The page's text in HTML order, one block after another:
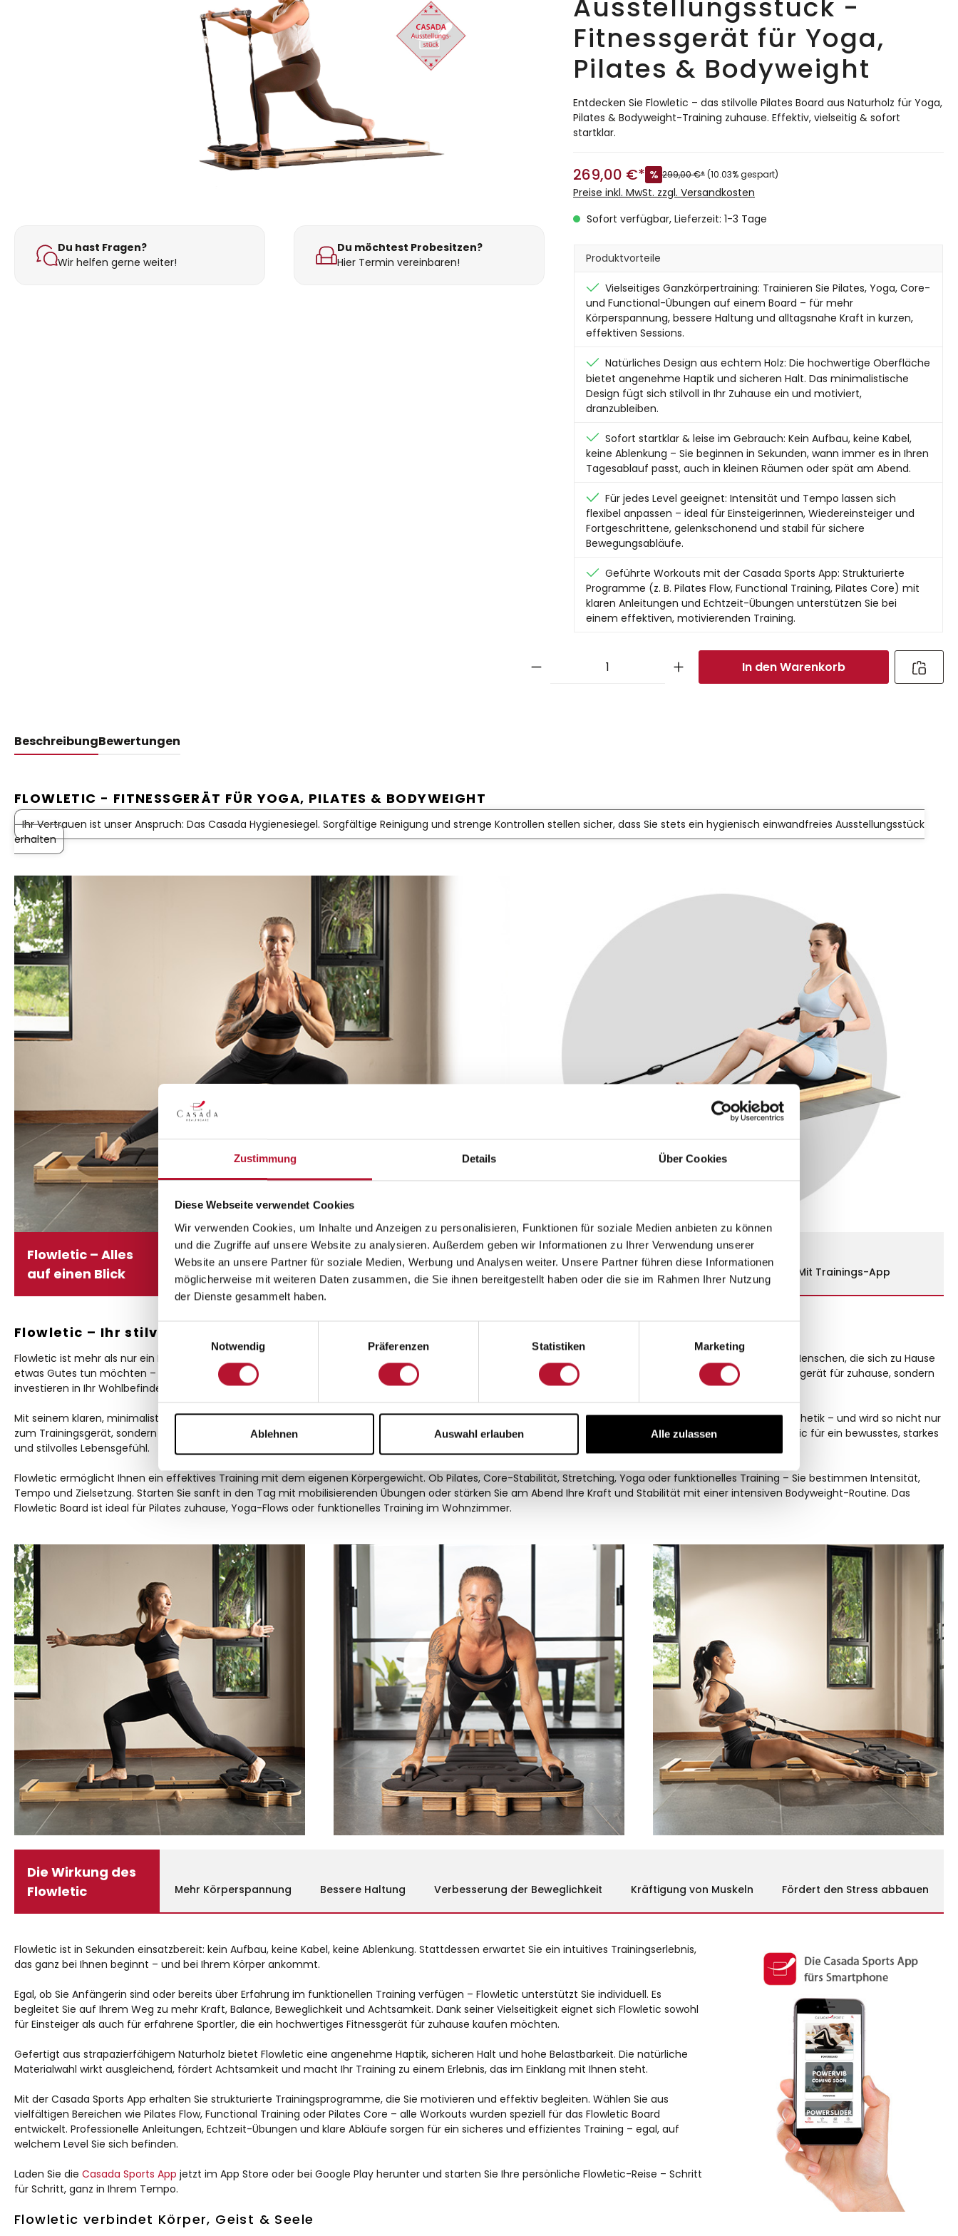
Zustimmung Details Über Cookies
Diese Webseite verwendet Cookies
Wir verwenden Cookies, um Inhalte und Anzeigen zu personalisieren, Funktionen für soziale Medien anbieten zu können
und die Zugriffe auf unsere Website zu analysieren. Außerdem geben wir Informationen zu Ihrer Verwendung unserer
Website an unsere Partner für soziale Medien, Werbung und Analysen weiter. Unsere Partner führen diese Informationen
möglicherweise mit weiteren Daten zusammen, die Sie ihnen bereitgestellt haben oder die sie im Rahmen Ihrer Nutzung
der Dienste gesammelt haben.
Notwendig
Präferenzen Statistiken Marketing
Ablehnen Auswahl erlauben Alle zulassen
Du hast Fragen?
Wir helfen gerne weiter!
Du möchtest Probesitzen?
Hier Termin vereinbaren!
Ausstellungsstück -
Fitnessgerät für Yoga,
Pilates & Bodyweight
Entdecken Sie Flowletic – das stilvolle Pilates Board aus Naturholz für Yoga,
Pilates & Bodyweight-Training zuhause. Effektiv, vielseitig & sofort
startklar.
269,00 €* % 299,00 €*(10.03% gespart)
Preise inkl. MwSt. zzgl. Versandkosten
Sofort verfügbar, Lieferzeit: 1-3 Tage
Produktvorteile
Vielseitiges Ganzkörpertraining: Trainieren Sie Pilates, Yoga, Core-
und Functional-Übungen auf einem Board – für mehr
Körperspannung, bessere Haltung und alltagsnahe Kraft in kurzen,
effektiven Sessions.
Natürliches Design aus echtem Holz: Die hochwertige Oberfläche
bietet angenehme Haptik und sicheren Halt. Das minimalistische
Design fügt sich stilvoll in Ihr Zuhause ein und motiviert,
dranzubleiben.
Sofort startklar & leise im Gebrauch: Kein Aufbau, keine Kabel,
keine Ablenkung – Sie beginnen in Sekunden, wann immer es in Ihren
Tagesablauf passt, auch in kleinen Räumen oder spät am Abend.
Für jedes Level geeignet: Intensität und Tempo lassen sich
flexibel anpassen – ideal für Einsteigerinnen, Wiedereinsteiger und
Fortgeschrittene, gelenkschonend und stabil für sichere
Bewegungsabläufe.
Geführte Workouts mit der Casada Sports App: Strukturierte
Programme (z. B. Pilates Flow, Functional Training, Pilates Core) mit
klaren Anleitungen und Echtzeit-Übungen unterstützen Sie bei
einem effektiven, motivierenden Training.
In den Warenkorb
BeschreibungBewertungen
FLOWLETIC - FITNESSGERÄT FÜR YOGA, PILATES & BODYWEIGHT
Ihr Vertrauen ist unser Anspruch: Das Casada Hygienesiegel. Sorgfältige Reinigung und strenge Kontrollen stellen sicher, dass Sie stets ein hygienisch einwandfreies Ausstellungsstück
erhalten
Flowletic – Alles
auf einen Blick
Pilates, Yoga & Bodyweight Training Naturholz-Design Startklar ohne Technik Für jedes Level Mit Trainings-App
Flowletic – Ihr stilvolles Training für Körper & Geist
Flowletic ist mehr als nur ein Fitnessgerät – es ist Ihr persönlicher Begleiter für ganzheitliche Bewegung, bewusste Auszeiten und neue Energie. Entwickelt für Menschen, die sich zu Hause
etwas Gutes tun möchten – ohne komplizierte Technik, ohne überladene Maschinen, ohne künstliche Ablenkung. Mit Flowletic kaufen Sie nicht nur ein Fitnessgerät für zuhause, sondern
investieren in Ihr Wohlbefinden.
Mit seinem klaren, minimalistischen Design aus echtem Naturholz fügt sich Flowletic harmonisch in Ihr Zuhause ein. Es vereint Funktionalität, Stabilität und Ästhetik – und wird so nicht nur
zum Trainingsgerät, sondern auch zu einem sichtbaren Teil Ihres Lebensstils. Statt wie klassische Fitnessgeräte im Abstellraum zu verschwinden, steht Flowletic für ein bewusstes, starkes
und stilvolles Lebensgefühl.
Flowletic ermöglicht Ihnen ein effektives Training mit dem eigenen Körpergewicht. Ob Pilates, Core-Stabilität, Stretching, Yoga oder funktionelles Training – Sie bestimmen Intensität,
Tempo und Zielsetzung. Starten Sie sanft in den Tag mit mobilisierenden Übungen oder stärken Sie am Abend Ihre Kraft und Stabilität mit einer intensiven Bodyweight-Routine. Das
Flowletic Board ist ideal für Pilates zuhause, Yoga-Flows oder funktionelles Training im Wohnzimmer.
Die Wirkung des
Flowletic
Mehr Körperspannung Bessere Haltung Verbesserung der Beweglichkeit Kräftigung von Muskeln Fördert den Stress abbauen
Flowletic ist in Sekunden einsatzbereit: kein Aufbau, keine Kabel, keine Ablenkung. Stattdessen erwartet Sie ein intuitives Trainingserlebnis,
das ganz bei Ihnen beginnt – und bei Ihrem Körper ankommt.
Egal, ob Sie Anfängerin sind oder bereits über Erfahrung im funktionellen Training verfügen – Flowletic unterstützt Sie individuell. Es
begleitet Sie auf Ihrem Weg zu mehr Kraft, Balance, Beweglichkeit und Achtsamkeit. Dank seiner Vielseitigkeit eignet sich Flowletic sowohl
für Einsteiger als auch für erfahrene Sportler, die ein hochwertiges Fitnessgerät für zuhause kaufen möchten.
Gefertigt aus strapazierfähigem Naturholz bietet Flowletic eine angenehme Haptik, sicheren Halt und hohe Belastbarkeit. Die natürliche
Materialwahl wirkt ausgleichend, fördert Achtsamkeit und macht Ihr Training zu einem Erlebnis, das im Einklang mit Ihnen steht.
Mit der Casada Sports App erhalten Sie strukturierte Trainingsprogramme, die Sie motivieren und effektiv begleiten. Wählen Sie aus
vielfältigen Bereichen wie Pilates Flow, Functional Training oder Pilates Core – alle Workouts wurden speziell für das Flowletic Board
entwickelt. Professionelle Anleitungen, Echtzeit-Übungen und klare Abläufe sorgen für ein sicheres und effizientes Training – egal, auf
welchem Level Sie sich befinden.
Laden Sie die Casada Sports App jetzt im App Store oder bei Google Play herunter und starten Sie Ihre persönliche Flowletic-Reise – Schritt
für Schritt, ganz in Ihrem Tempo.
Flowletic verbindet Körper, Geist & Seele